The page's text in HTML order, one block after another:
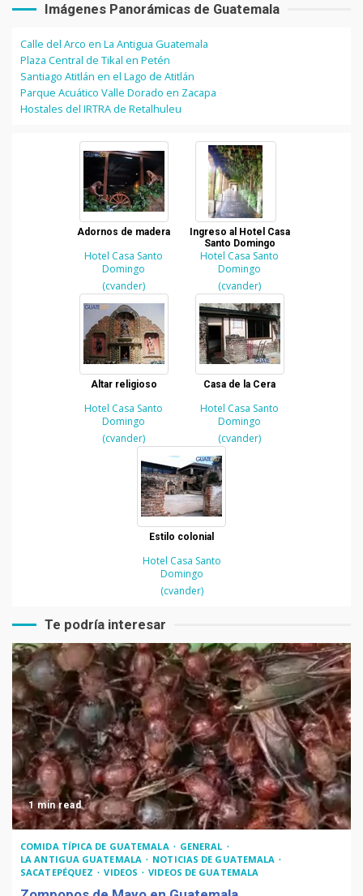
Imágenes Panorámicas de Guatemala
Calle del Arco en La Antigua Guatemala
Plaza Central de Tikal en Petén
Santiago Atitlán en el Lago de Atitlán
Parque Acuático Valle Dorado en Zacapa
Hostales del IRTRA de Retalhuleu
Adornos de madera
Hotel Casa Santo
Domingo
(cvander)
Ingreso al Hotel Casa
Santo Domingo
Hotel Casa Santo
Domingo
(cvander)
Altar religioso
Hotel Casa Santo
Domingo
(cvander)
Casa de la Cera
Hotel Casa Santo
Domingo
(cvander)
Estilo colonial
Hotel Casa Santo
Domingo
(cvander)
Te podría interesar
1 min read
COMIDA TÍPICA DE GUATEMALA
GENERAL
LA ANTIGUA GUATEMALA
NOTICIAS DE GUATEMALA
SACATEPÉQUEZ
VIDEOS VIDEOS DE GUATEMALA